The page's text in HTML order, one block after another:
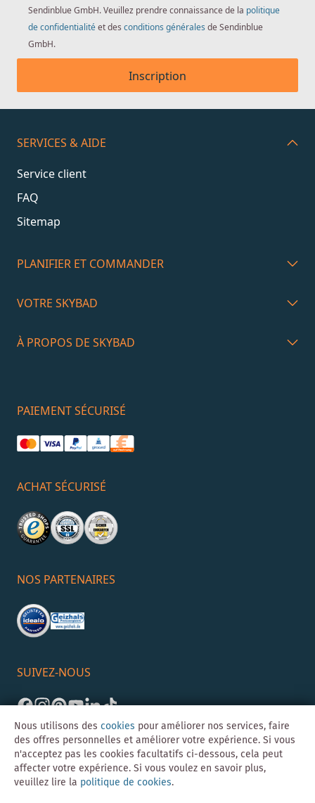
Sendinblue GmbH. Veuillez prendre connaissance de la politique
de confidentialitéet des conditions générales de Sendinblue
GmbH.
Inscription
SERVICES & AIDE
Service client
FAQ
Sitemap
PLANIFIER ET COMMANDER
VOTRE SKYBAD
À PROPOS DE SKYBAD
PAIEMENT SÉCURISÉ
ACHAT SÉCURISÉ
NOS PARTENAIRES
SUIVEZ-NOUS
Nous utilisons des cookies pour améliorer nos services, faire
des offres personnelles et améliorer votre expérience. Si vous
n'acceptez pas les cookies facultatifs ci-dessous, cela peut
affecter votre expérience. Si vous voulez en savoir plus,
veuillez lire la politique de cookies.